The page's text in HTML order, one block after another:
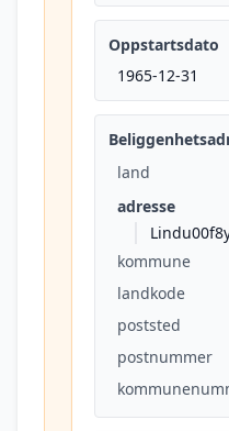
Oppstartsdato
1965-12-31
land
adresse
kommune
landkode
poststed
postnummer